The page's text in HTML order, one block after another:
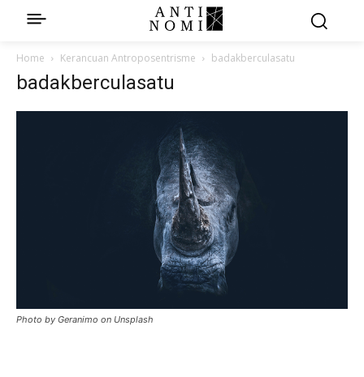
Home Kerancuan Antroposentrisme badakberculasatu
badakberculasatu
Photo by Geranimo on Unsplash